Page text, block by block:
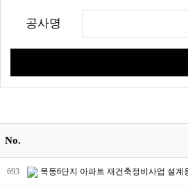
공사명
No.
693 목동6단지 아파트 재건축정비사업 설계